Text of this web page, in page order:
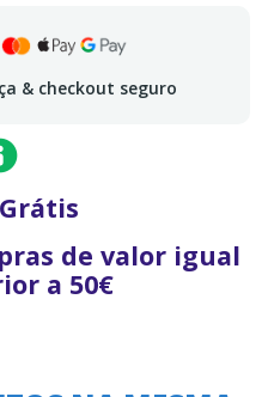
& checkout seguro
de valor igual
a 50€